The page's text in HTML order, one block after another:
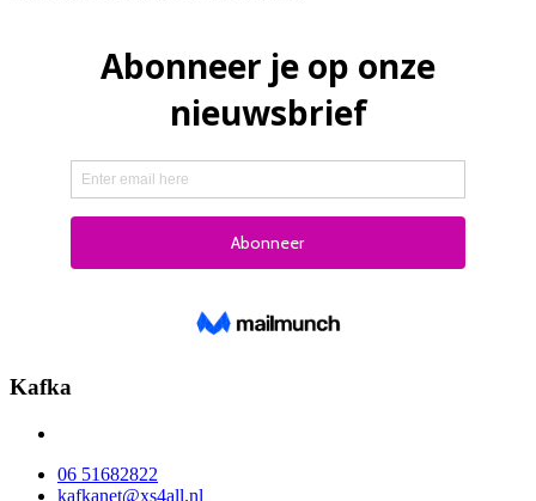
Kafka
06 51682822
kafkanet@xs4all.nl